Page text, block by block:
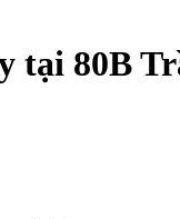
tại 80B